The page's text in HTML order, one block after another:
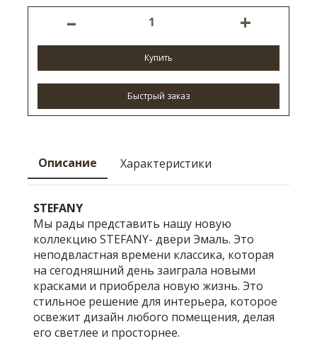
– +
Купить
Быстрый заказ
Описание Характеристики
STEFANY
Мы рады представить нашу новую
коллекцию STEFANY- двери Эмаль. Это
неподвластная времени классика, которая
на сегодняшний день заиграла новыми
красками и приобрела новую жизнь. Это
стильное решение для интерьера, которое
освежит дизайн любого помещения, делая
его светлее и просторнее.